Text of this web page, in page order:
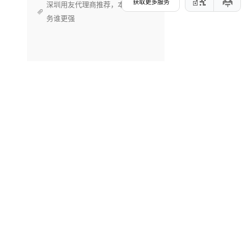
深圳用友代理商推荐，本地化服
务谁更强
获取更多服务